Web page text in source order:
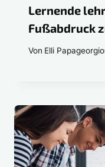
Lernende
Fußabdruck
Von Elli